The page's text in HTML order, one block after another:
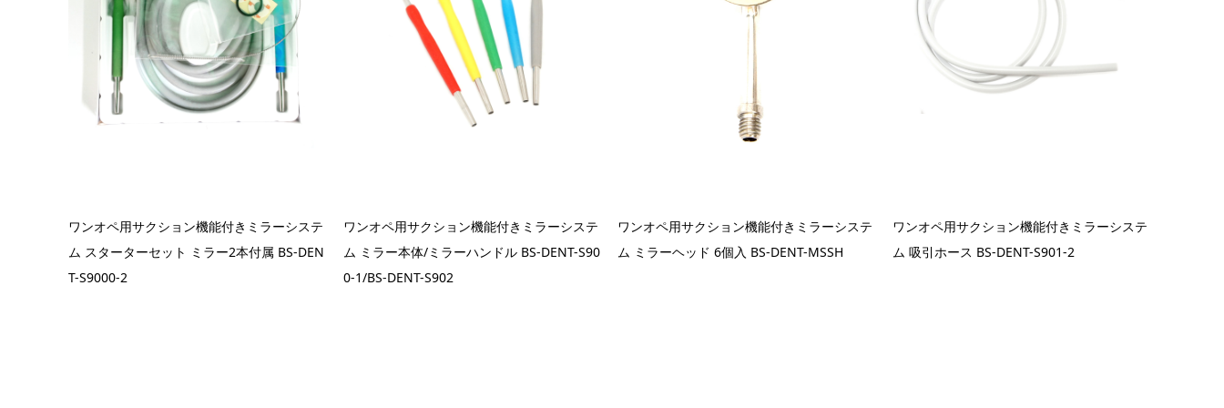
ワンオペ用サクション機能付きミラーシステ
ム スターターセット ミラー2本付属 BS-DEN
T-S9000-2
ワンオペ用サクション機能付きミラーシステ
ム ミラー本体/ミラーハンドル BS-DENT-S90
0-1/BS-DENT-S902
ワンオペ用サクション機能付きミラーシステ
ム ミラーヘッド 6個入 BS-DENT-MSSH
ワンオペ用サクション機能付きミラーシステ
ム 吸引ホース BS-DENT-S901-2